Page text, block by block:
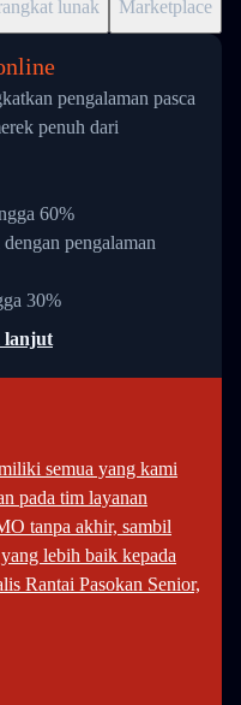
lunak Marketplace
pengalaman pasca
penuh dari
60%
pengalaman
30%
lanjut
semua yang kami
pada tim layanan
tanpa akhir, sambil
lebih baik kepada
Rantai Pasokan Senior,